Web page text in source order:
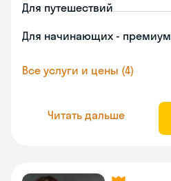
Для путешествий
Для начинающих - премиум
Все услуги и цены (4)
Читать дальше